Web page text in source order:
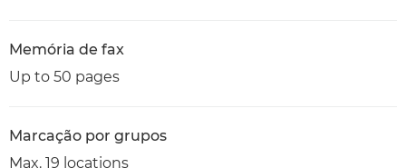
Memória de fax
Up to 50 pages
Marcação por grupos
Max. 19 locations